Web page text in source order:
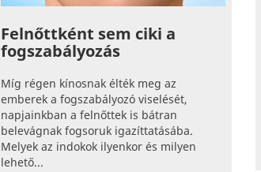
Felnőttként sem ciki a
fogszabályozás
Míg régen kínosnak élték meg az
emberek a fogszabályozó viselését,
napjainkban a felnőttek is bátran
belevágnak fogsoruk igazíttatásába.
Melyek az indokok ilyenkor és milyen
lehető...